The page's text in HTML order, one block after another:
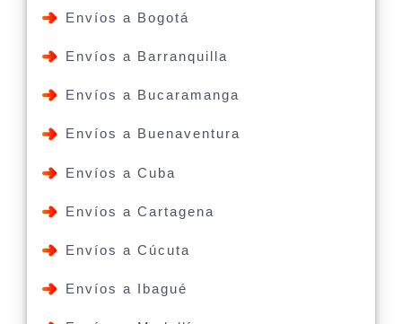
Envíos a Bogotá
Envíos a Barranquilla
Envíos a Bucaramanga
Envíos a Buenaventura
Envíos a Cuba
Envíos a Cartagena
Envíos a Cúcuta
Envíos a Ibagué